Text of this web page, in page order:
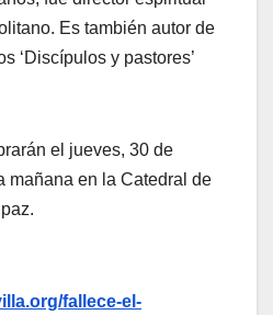
Es también autor de
‘Discípulos y pastores’
el jueves, 30 de
mañana en la Catedral de
fallece-el-